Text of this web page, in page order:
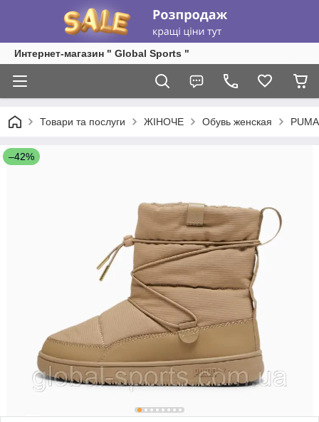
Интернет-магазин " Global Sports "
Товари та послуги ЖІНОЧЕ Обувь женская PUMA
–42%